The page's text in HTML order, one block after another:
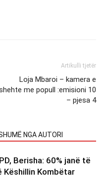
Artikulli tjetër
Loja Mbaroi – kamera e
me popull :emisioni 10
– pjesa 4
NGA AUTORI
Berisha: 60% janë të
Këshillin Kombëtar